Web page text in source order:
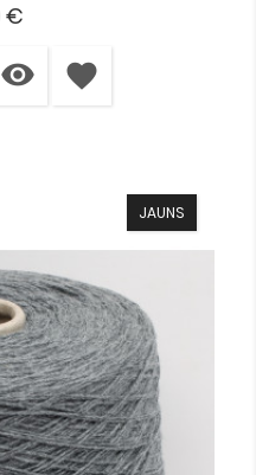
€
 favorite
JAUNS